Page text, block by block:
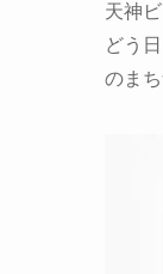
天神
どう
のま